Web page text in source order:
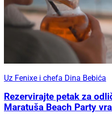
Uz Fenixe i chefa Dina Bebića
Rezervirajte petak za
Maratuša Beach Party